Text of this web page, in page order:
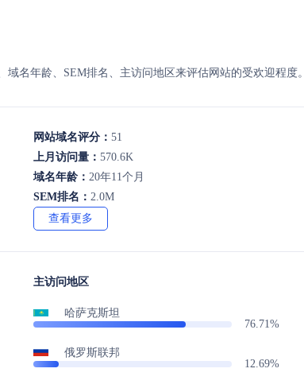
域名年龄、SEM排名、主访问地区来评估网站的受欢迎程度。
网站域名评分： 51
上月访问量： 570.6K
域名年龄： 20年11个月
SEM排名： 2.0M
查看更多
主访问地区
哈萨克斯坦
76.71%
俄罗斯联邦
12.69%